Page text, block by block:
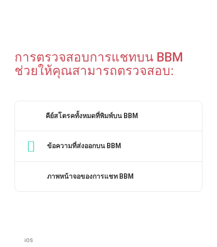
การตรวจสอบการแชทบน BBM
ช่วยให้คุณสามารถตรวจสอบ:
คีย์สโตรคทั้งหมดที่พิมพ์บน BBM
ข้อความที่ส่งออกบน BBM
ภาพหน้าจอของการแชท BBM
iOS